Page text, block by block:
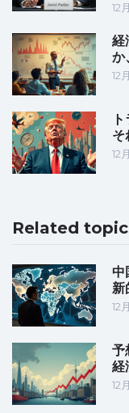
12
経
か
12
そ
12
Related
中
新
12
予
経
12